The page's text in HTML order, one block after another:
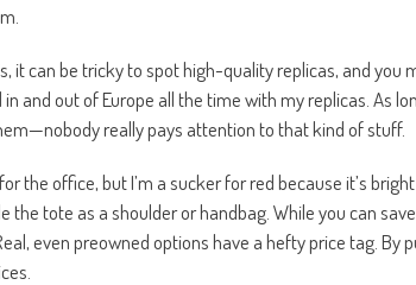
it can be tricky to spot high-quality replicas, and you
and out of Europe all the time with my replicas. As
really pays attention to that kind of stuff.
the office, but I’m a sucker for red because it’s
the tote as a shoulder or handbag. While you can
even preowned options have a hefty price tag. By